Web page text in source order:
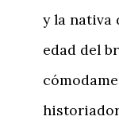
y la nativa
edad del